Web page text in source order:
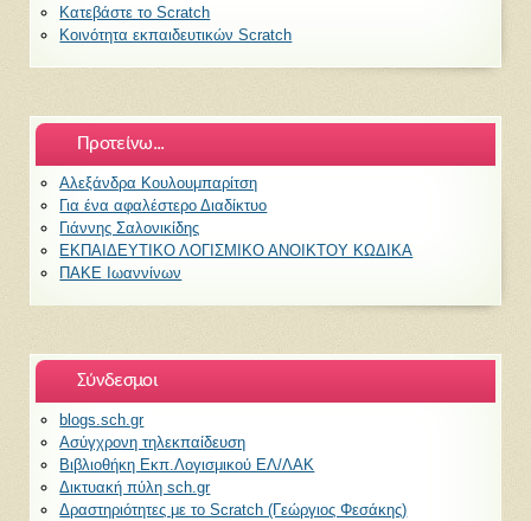
Κατεβάστε το Scratch
Κοινότητα εκπαιδευτικών Scratch
Προτείνω...
Αλεξάνδρα Κουλουμπαρίτση
Για ένα αφαλέστερο Διαδίκτυο
Γιάννης Σαλονικίδης
ΕΚΠΑΙΔΕΥΤΙΚΟ ΛΟΓΙΣΜΙΚΟ ΑΝΟΙΚΤΟΥ ΚΩΔΙΚΑ
ΠΑΚΕ Ιωαννίνων
Σύνδεσμοι
blogs.sch.gr
Ασύγχρονη τηλεκπαίδευση
Βιβλιοθήκη Εκπ.Λογισμικού ΕΛ/ΛΑΚ
Δικτυακή πύλη sch.gr
Δραστηριότητες με το Scratch (Γεώργιος Φεσάκης)